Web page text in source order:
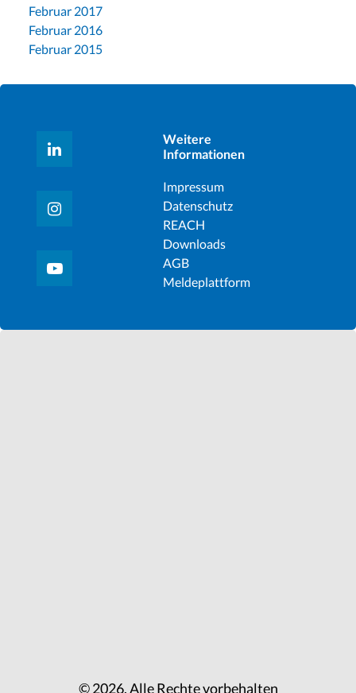
Februar 2017
Februar 2016
Februar 2015
Weitere
Informationen
Impressum
Datenschutz
REACH
Downloads
AGB
Meldeplattform
© 2026. Alle Rechte vorbehalten